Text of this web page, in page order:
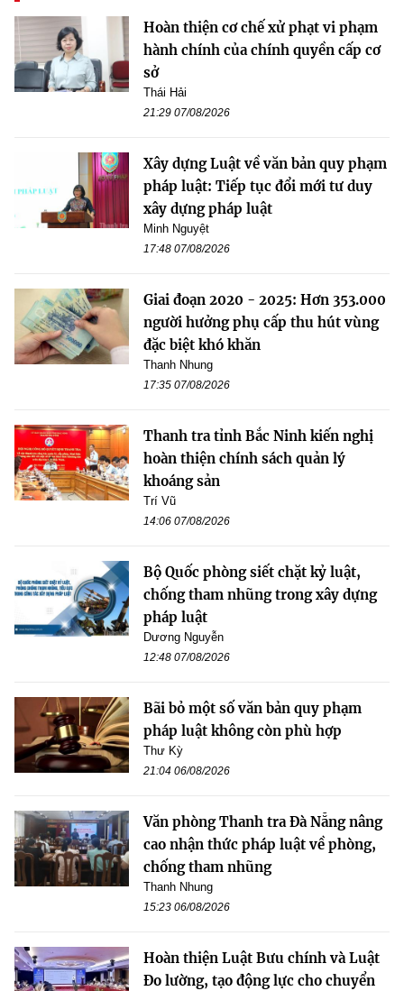
Hoàn thiện cơ chế xử phạt vi phạm
hành chính của chính quyền cấp cơ
sở
Thái Hải
21:29 07/08/2026
Xây dựng Luật về văn bản quy phạm
pháp luật: Tiếp tục đổi mới tư duy
xây dựng pháp luật
Minh Nguyệt
17:48 07/08/2026
Giai đoạn 2020 - 2025: Hơn 353.000
người hưởng phụ cấp thu hút vùng
đặc biệt khó khăn
Thanh Nhung
17:35 07/08/2026
Thanh tra tỉnh Bắc Ninh kiến nghị
hoàn thiện chính sách quản lý
khoáng sản
Trí Vũ
14:06 07/08/2026
Bộ Quốc phòng siết chặt kỷ luật,
chống tham nhũng trong xây dựng
pháp luật
Dương Nguyễn
12:48 07/08/2026
Bãi bỏ một số văn bản quy phạm
pháp luật không còn phù hợp
Thư Kỳ
21:04 06/08/2026
Văn phòng Thanh tra Đà Nẵng nâng
cao nhận thức pháp luật về phòng,
chống tham nhũng
Thanh Nhung
15:23 06/08/2026
Hoàn thiện Luật Bưu chính và Luật
Đo lường, tạo động lực cho chuyển